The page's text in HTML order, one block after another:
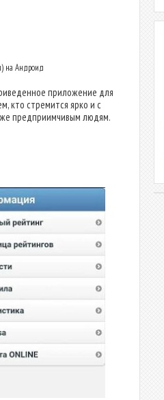
на Андроид
приложение для
кто стремится ярко и с
предприимчивым людям.